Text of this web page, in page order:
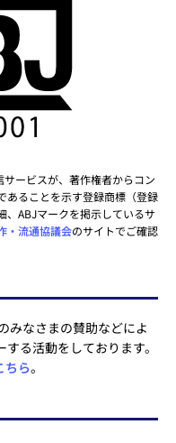
ービスが、著作権者からコン
あることを示す登録商標（登録
、ABJマークを掲示しているサ
・流通協議会のサイトでご確認
みなさまの賛助などによ
る活動をしております。
ちら。